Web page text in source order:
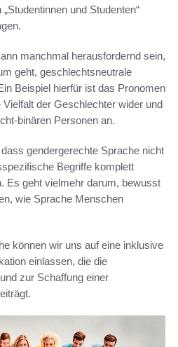
und Studenten“
manchmal herausfordernd sein,
geht, geschlechtsneutrale
Beispiel hierfür ist das Pronomen
Vielfalt der Geschlechter wider und
binären Personen an.
gendergerechte Sprache nicht
Begriffe komplett
Es geht vielmehr darum, bewusst
wie Sprache Menschen
können wir uns auf eine inklusive
einlassen, die die
zur Schaffung einer